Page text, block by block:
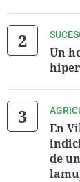
Un
En
de